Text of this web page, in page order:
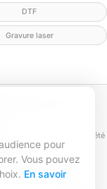
pour
Vous pouvez
En savoir
DTF
Gravure laser
- KD2V) — SAS, société
FR84979428133
Caroline Aigle, 33700